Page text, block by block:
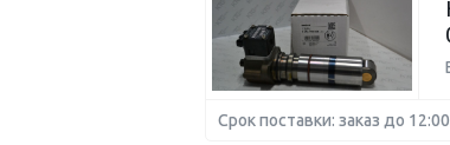
Срок поставки: заказ до